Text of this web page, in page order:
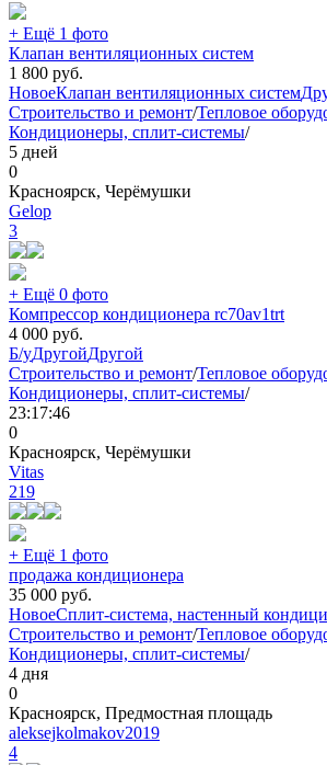
+ Ещё 1 фото
Клапан вентиляционных систем
1 800 руб.
НовоеКлапан вентиляционных систем
Строительство и ремонт/Тепловое
Кондиционеры, сплит-системы/
5 дней
0
Красноярск, Черёмушки
Gelop
3
+ Ещё 0 фото
Компрессор кондиционера rc70av1trt
4 000 руб.
Б/уДругойДругой
Строительство и ремонт/Тепловое
Кондиционеры, сплит-системы/
23:17:46
0
Красноярск, Черёмушки
Vitas
219
+ Ещё 1 фото
продажа кондиционера
35 000 руб.
НовоеСплит-система, настенный
Строительство и ремонт/Тепловое
Кондиционеры, сплит-системы/
4 дня
0
Красноярск, Предмостная площадь
aleksejkolmakov2019
4